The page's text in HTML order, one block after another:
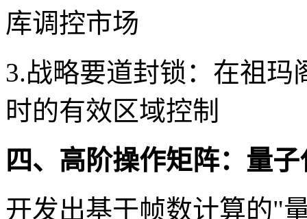
库调控市场
3.战略要道封锁：在祖玛
时的有效区域控制
四、高阶操作矩阵：量
开发出基于帧数计算的"